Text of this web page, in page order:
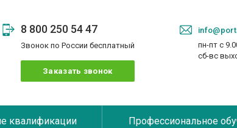
8 800 250 54 47
Звонок по России бесплатный
Заказать звонок
пн-пт с
сб-вс
квалификации Профессиональное